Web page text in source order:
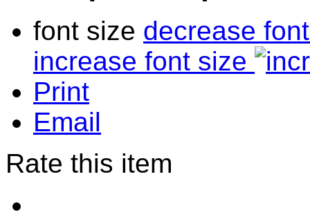
font size decrease
increase font size
Print
Email
Rate this item